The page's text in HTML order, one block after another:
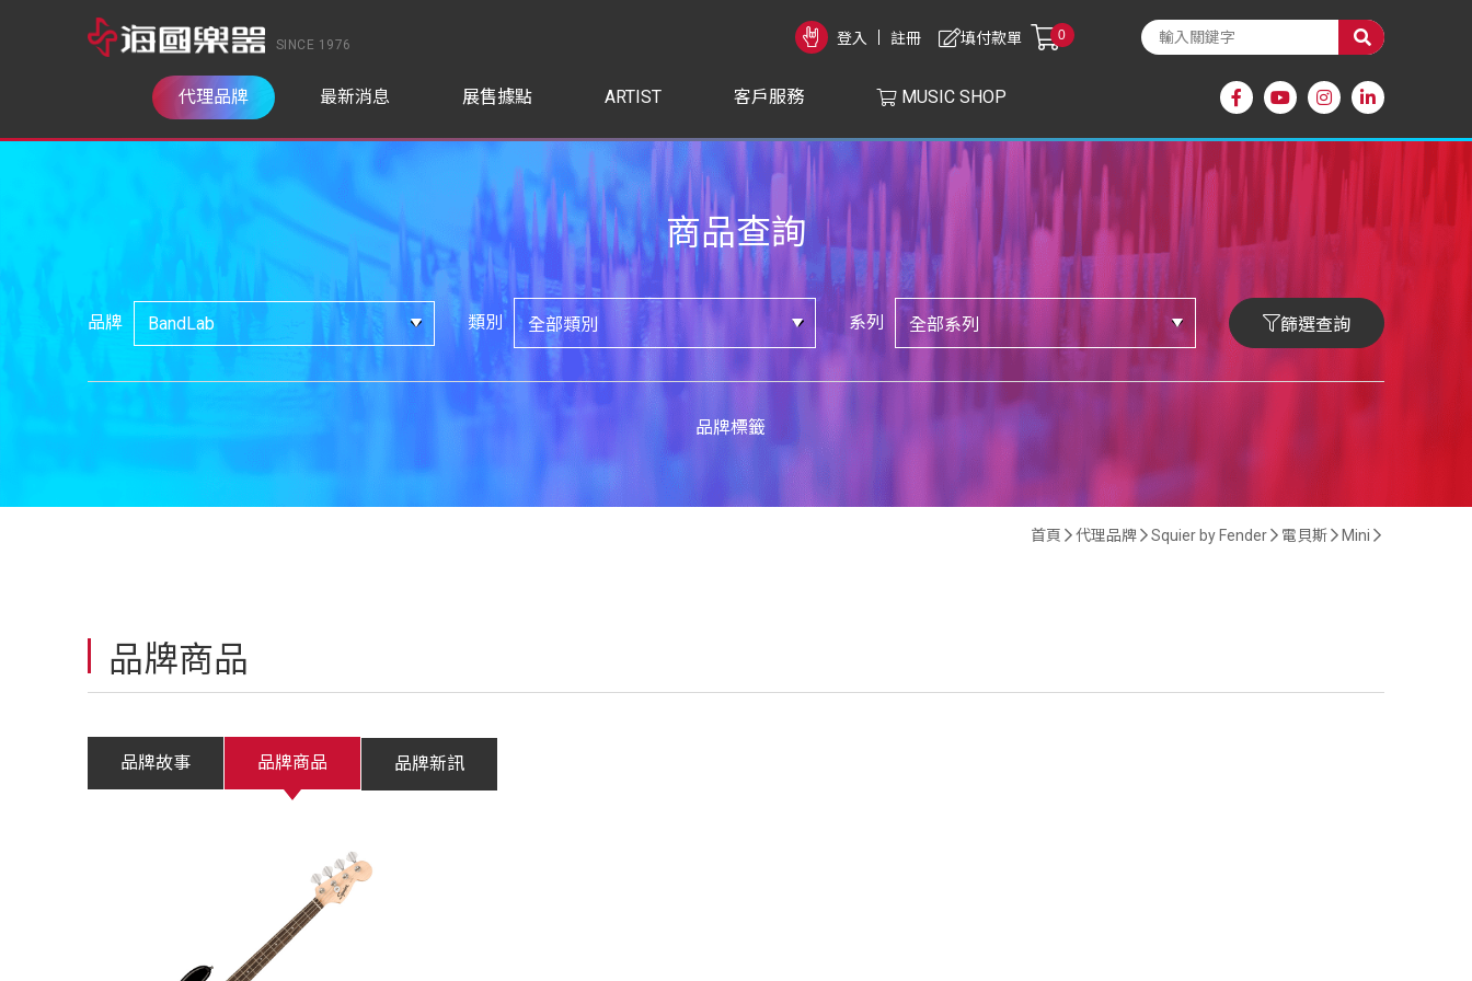
SINCE 1976 登入 註冊 0
填付款單
代理品牌 最新消息 展售據點 ARTIST 客戶服務 MUSIC SHOP
商品查詢
品牌 類別 系列 篩選查詢
品牌標籤
首頁 代理品牌 Squier by Fender 電貝斯 Mini
品牌商品
品牌故事 品牌商品 品牌新訊